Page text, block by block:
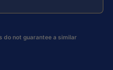
not guarantee a similar